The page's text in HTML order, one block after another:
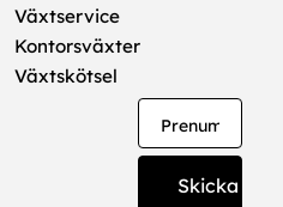
Växtservice
Kontorsväxter
Växtskötsel